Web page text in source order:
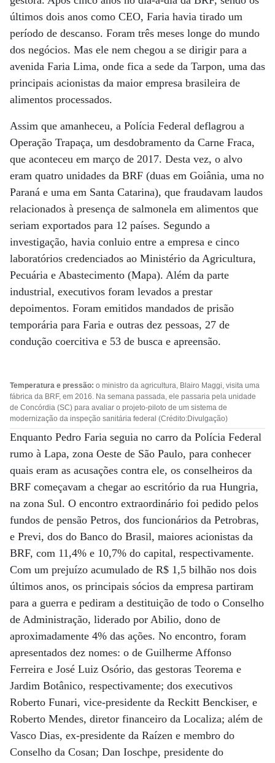
últimos dois anos como CEO, Faria havia tirado um
período de descanso. Foram três meses longe do mundo
dos negócios. Mas ele nem chegou a se dirigir para a
avenida Faria Lima, onde fica a sede da Tarpon, uma das
principais acionistas da maior empresa brasileira de
alimentos processados.
Assim que amanheceu, a Polícia Federal deflagrou a
Operação Trapaça, um desdobramento da Carne Fraca,
que aconteceu em março de 2017. Desta vez, o alvo
eram quatro unidades da BRF (duas em Goiânia, uma no
Paraná e uma em Santa Catarina), que fraudavam laudos
relacionados à presença de salmonela em alimentos que
seriam exportados para 12 países. Segundo a
investigação, havia conluio entre a empresa e cinco
laboratórios credenciados ao Ministério da Agricultura,
Pecuária e Abastecimento (Mapa). Além da parte
industrial, executivos foram levados a prestar
depoimentos. Foram emitidos mandados de prisão
temporária para Faria e outras dez pessoas, 27 de
condução coercitiva e 53 de busca e apreensão.
Temperatura e pressão: o ministro da agricultura, Blairo Maggi, visita uma
fábrica da BRF, em 2016. Na semana passada, ele passaria pela unidade
de Concórdia (SC) para avaliar o projeto-piloto de um sistema de
modernização da inspeção sanitária federal (Crédito:Divulgação)
Enquanto Pedro Faria seguia no carro da Polícia Federal
rumo à Lapa, zona Oeste de São Paulo, para conhecer
quais eram as acusações contra ele, os conselheiros da
BRF começavam a chegar ao escritório da rua Hungria,
na zona Sul. O encontro extraordinário foi pedido pelos
fundos de pensão Petros, dos funcionários da Petrobras,
e Previ, dos do Banco do Brasil, maiores acionistas da
BRF, com 11,4% e 10,7% do capital, respectivamente.
Com um prejuízo acumulado de R$ 1,5 bilhão nos dois
últimos anos, os principais sócios da empresa partiram
para a guerra e pediram a destituição de todo o Conselho
de Administração, liderado por Abilio, dono de
aproximadamente 4% das ações. No encontro, foram
apresentados dez nomes: o de Guilherme Affonso
Ferreira e José Luiz Osório, das gestoras Teorema e
Jardim Botânico, respectivamente; dos executivos
Roberto Funari, vice-presidente da Reckitt Benckiser, e
Roberto Mendes, diretor financeiro da Localiza; além de
Vasco Dias, ex-presidente da Raízen e membro do
Conselho da Cosan; Dan Ioschpe, presidente do